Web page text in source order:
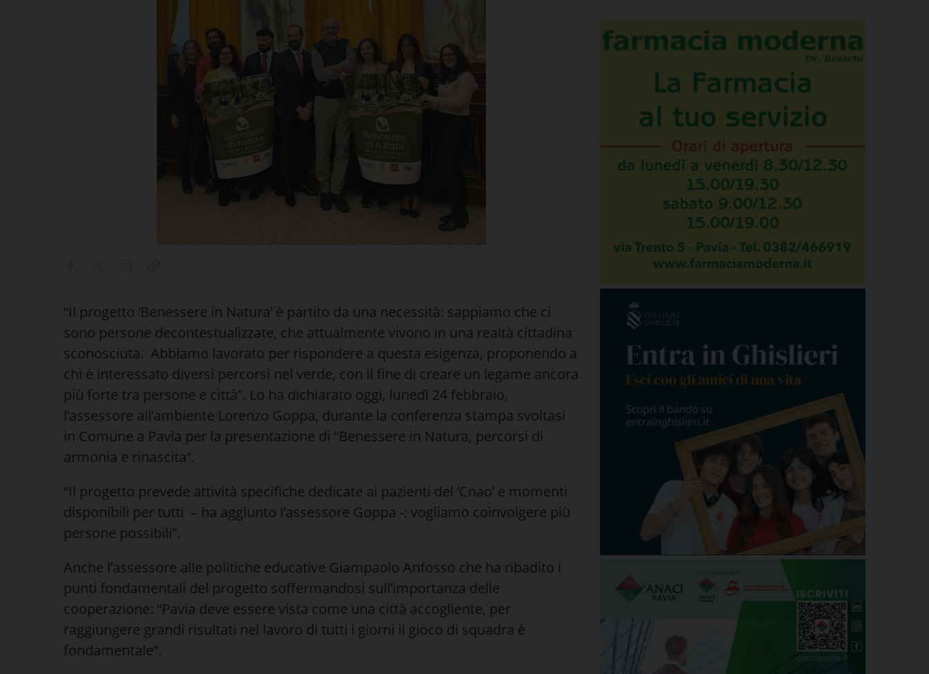
“Il progetto ‘Benessere in Natura’ è partito da una necessità: sappiamo che ci
sono persone decontestualizzate, che attualmente vivono in una realtà cittadina
sconosciuta. Abbiamo lavorato per rispondere a questa esigenza, proponendo a
chi è interessato diversi percorsi nel verde, con il fine di creare un legame ancora
più forte tra persone e città”. Lo ha dichiarato oggi, lunedì 24 febbraio,
l’assessore all’ambiente Lorenzo Goppa, durante la conferenza stampa svoltasi
in Comune a Pavia per la presentazione di “Benessere in Natura, percorsi di
armonia e rinascita”.
“Il progetto prevede attività specifiche dedicate ai pazienti del ‘Cnao’ e momenti
disponibili per tutti – ha aggiunto l’assessore Goppa -: vogliamo coinvolgere più
persone possibili”.
Anche l’assessore alle politiche educative Giampaolo Anfosso che ha ribadito i
punti fondamentali del progetto soffermandosi sull’importanza delle
cooperazione: “Pavia deve essere vista come una città accogliente, per
raggiungere grandi risultati nel lavoro di tutti i giorni il gioco di squadra è
fondamentale”.